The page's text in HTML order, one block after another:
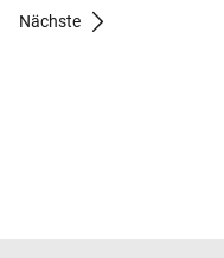
Nächste